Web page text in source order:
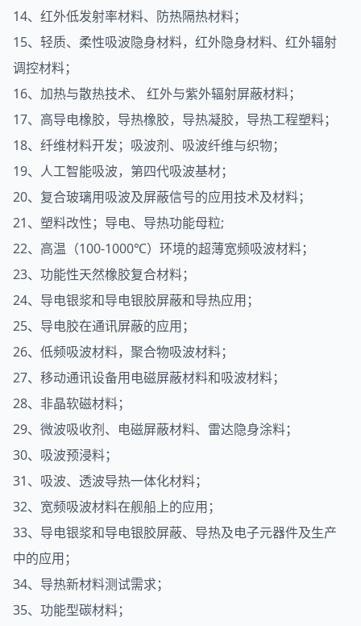
14、红外低发射率材料、防热隔热材料；
15、轻质、柔性吸波隐身材料，红外隐身材料、红外辐射
调控材料；
16、加热与散热技术、 红外与紫外辐射屏蔽材料；
17、高导电橡胶，导热橡胶，导热凝胶，导热工程塑料；
18、纤维材料开发；吸波剂、吸波纤维与织物；
19、人工智能吸波，第四代吸波基材；
20、复合玻璃用吸波及屏蔽信号的应用技术及材料；
21、塑料改性；导电、导热功能母粒;
22、高温（100-1000℃）环境的超薄宽频吸波材料；
23、功能性天然橡胶复合材料；
24、导电银浆和导电银胶屏蔽和导热应用；
25、导电胶在通讯屏蔽的应用；
26、低频吸波材料，聚合物吸波材料；
27、移动通讯设备用电磁屏蔽材料和吸波材料；
28、非晶软磁材料；
29、微波吸收剂、电磁屏蔽材料、雷达隐身涂料；
30、吸波预浸料；
31、吸波、透波导热一体化材料；
32、宽频吸波材料在舰船上的应用；
33、导电银浆和导电银胶屏蔽、导热及电子元器件及生产
中的应用；
34、导热新材料测试需求；
35、功能型碳材料；